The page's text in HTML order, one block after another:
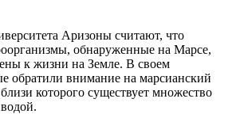
Аризоны считают, что
обнаруженные на Марсе,
к жизни на Земле. В своем
обратили внимание на марсианский
которого существует множество